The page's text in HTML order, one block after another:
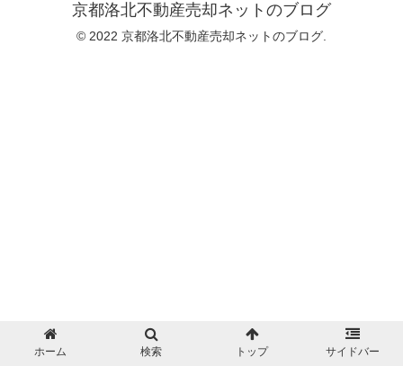
京都洛北不動産売却ネットのブログ
© 2022 京都洛北不動産売却ネットのブログ.
ホーム 検索 トップ サイドバー